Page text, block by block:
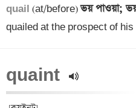
quail (at/before) ভয় পাওয়া;
quailed at the prospect of
quaint